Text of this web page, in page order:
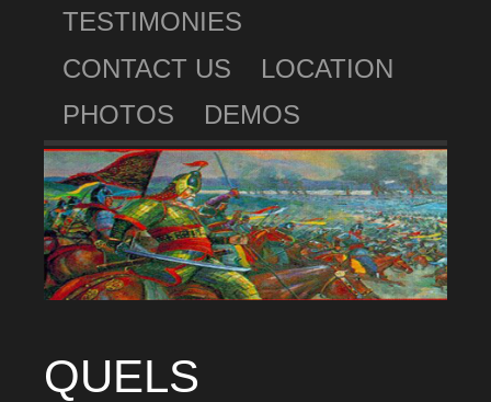
TESTIMONIES
CONTACT US
LOCATION
PHOTOS
DEMOS
QUELS